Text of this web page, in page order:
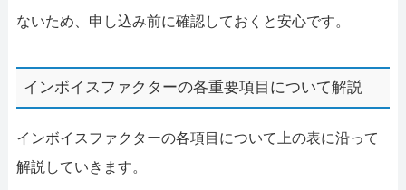
ないため、申し込み前に確認しておくと安心です。
インボイスファクターの各重要項目について解説
インボイスファクターの各項目について上の表に沿って
解説していきます。